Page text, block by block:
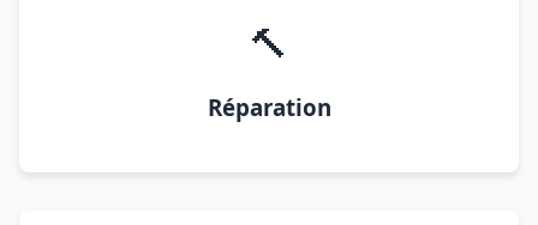
🔨
Réparation